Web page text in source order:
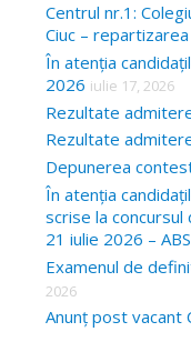
Centrul nr.1:
Ciuc –
În atenția
2026 iulie 17, 2026
Rezultate
Rezultate
Depunerea
În atenția
scrise la
21 iulie 2026 –
Examenul de
2026
Anunț post vacant